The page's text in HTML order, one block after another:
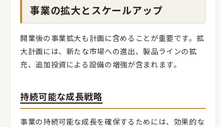
事業の拡大とスケールアップ
開業後の事業拡大も計画に含めることが重要です。拡
大計画には、新たな市場への進出、製品ラインの拡
充、追加投資による設備の増強が含まれます。
持続可能な成長戦略
事業の持続可能な成長を確保するためには、効果的な